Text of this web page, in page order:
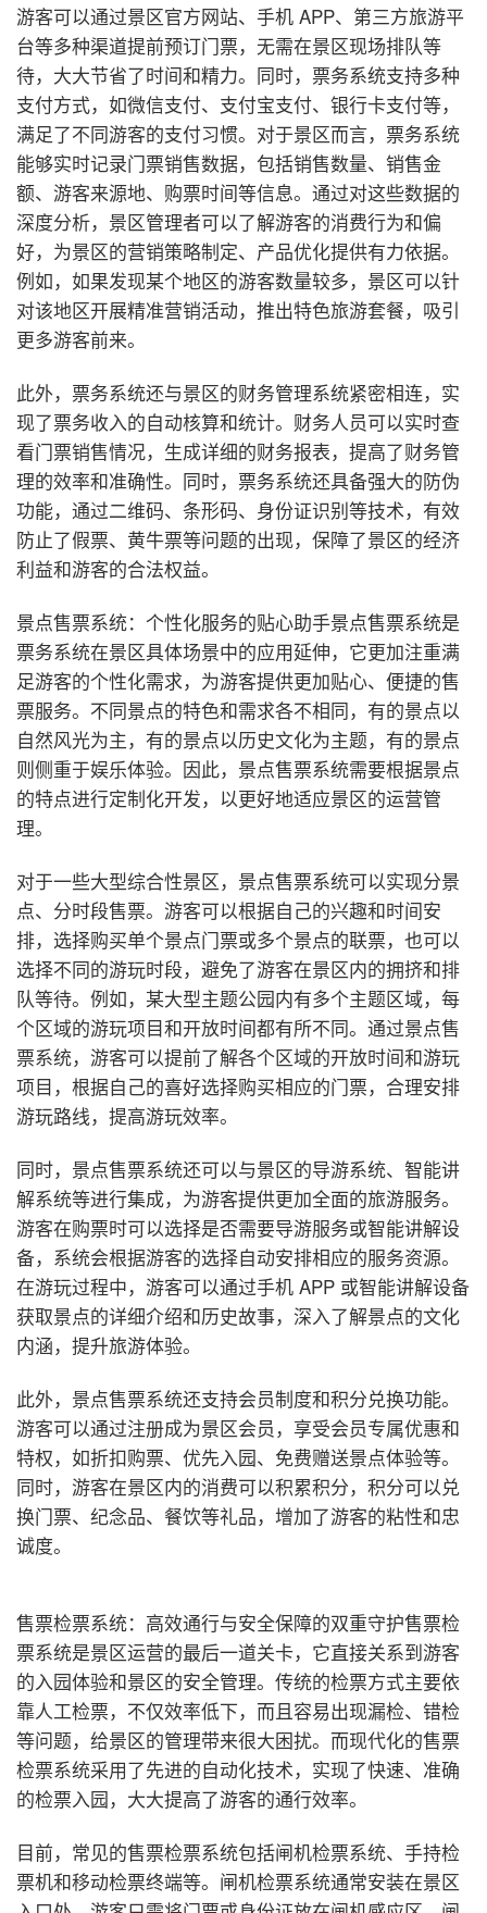
游客可以通过景区官方网站、手机 APP、第三方旅游平
台等多种渠道提前预订门票，无需在景区现场排队等
待，大大节省了时间和精力。同时，票务系统支持多种
支付方式，如微信支付、支付宝支付、银行卡支付等，
满足了不同游客的支付习惯。对于景区而言，票务系统
能够实时记录门票销售数据，包括销售数量、销售金
额、游客来源地、购票时间等信息。通过对这些数据的
深度分析，景区管理者可以了解游客的消费行为和偏
好，为景区的营销策略制定、产品优化提供有力依据。
例如，如果发现某个地区的游客数量较多，景区可以针
对该地区开展精准营销活动，推出特色旅游套餐，吸引
更多游客前来。
此外，票务系统还与景区的财务管理系统紧密相连，实
现了票务收入的自动核算和统计。财务人员可以实时查
看门票销售情况，生成详细的财务报表，提高了财务管
理的效率和准确性。同时，票务系统还具备强大的防伪
功能，通过二维码、条形码、身份证识别等技术，有效
防止了假票、黄牛票等问题的出现，保障了景区的经济
利益和游客的合法权益。
景点售票系统：个性化服务的贴心助手景点售票系统是
票务系统在景区具体场景中的应用延伸，它更加注重满
足游客的个性化需求，为游客提供更加贴心、便捷的售
票服务。不同景点的特色和需求各不相同，有的景点以
自然风光为主，有的景点以历史文化为主题，有的景点
则侧重于娱乐体验。因此，景点售票系统需要根据景点
的特点进行定制化开发，以更好地适应景区的运营管
理。
对于一些大型综合性景区，景点售票系统可以实现分景
点、分时段售票。游客可以根据自己的兴趣和时间安
排，选择购买单个景点门票或多个景点的联票，也可以
选择不同的游玩时段，避免了游客在景区内的拥挤和排
队等待。例如，某大型主题公园内有多个主题区域，每
个区域的游玩项目和开放时间都有所不同。通过景点售
票系统，游客可以提前了解各个区域的开放时间和游玩
项目，根据自己的喜好选择购买相应的门票，合理安排
游玩路线，提高游玩效率。
同时，景点售票系统还可以与景区的导游系统、智能讲
解系统等进行集成，为游客提供更加全面的旅游服务。
游客在购票时可以选择是否需要导游服务或智能讲解设
备，系统会根据游客的选择自动安排相应的服务资源。
在游玩过程中，游客可以通过手机 APP 或智能讲解设备
获取景点的详细介绍和历史故事，深入了解景点的文化
内涵，提升旅游体验。
此外，景点售票系统还支持会员制度和积分兑换功能。
游客可以通过注册成为景区会员，享受会员专属优惠和
特权，如折扣购票、优先入园、免费赠送景点体验等。
同时，游客在景区内的消费可以积累积分，积分可以兑
换门票、纪念品、餐饮等礼品，增加了游客的粘性和忠
诚度。
售票检票系统：高效通行与安全保障的双重守护售票检
票系统是景区运营的最后一道关卡，它直接关系到游客
的入园体验和景区的安全管理。传统的检票方式主要依
靠人工检票，不仅效率低下，而且容易出现漏检、错检
等问题，给景区的管理带来很大困扰。而现代化的售票
检票系统采用了先进的自动化技术，实现了快速、准确
的检票入园，大大提高了游客的通行效率。
目前，常见的售票检票系统包括闸机检票系统、手持检
票机和移动检票终端等。闸机检票系统通常安装在景区